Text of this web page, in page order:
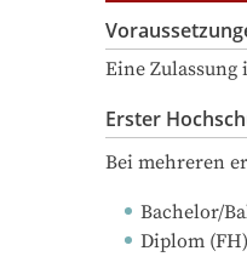
Eine
Erster
Bei mehreren
Bachelor/
Diplom (FH)